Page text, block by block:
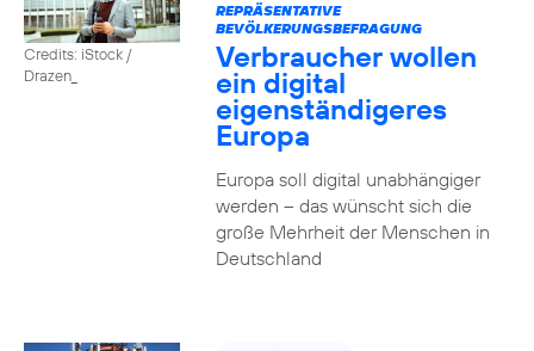
Credits: iStock /
Drazen_
REPRÄSENTATIVE
BEVÖLKERUNGSBEFRAGUNG
Verbraucher wollen
ein digital
eigenständigeres
Europa
Europa soll digital unabhängiger
werden – das wünscht sich die
große Mehrheit der Menschen in
Deutschland